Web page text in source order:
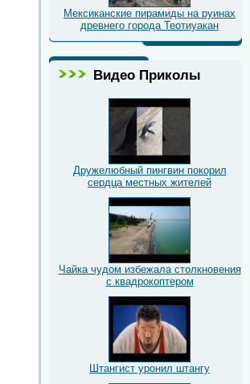
Мексиканские пирамиды на руинах
древнего города Теотиуакан
Видео Приколы
Дружелюбный пингвин покорил
сердца местных жителей
Чайка чудом избежала столкновения
с квадрокоптером
Штангист уронил штангу